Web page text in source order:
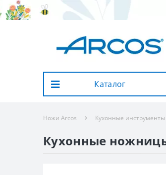
Каталог
Ножи Arcos Кухонные инструменты
Кухонные